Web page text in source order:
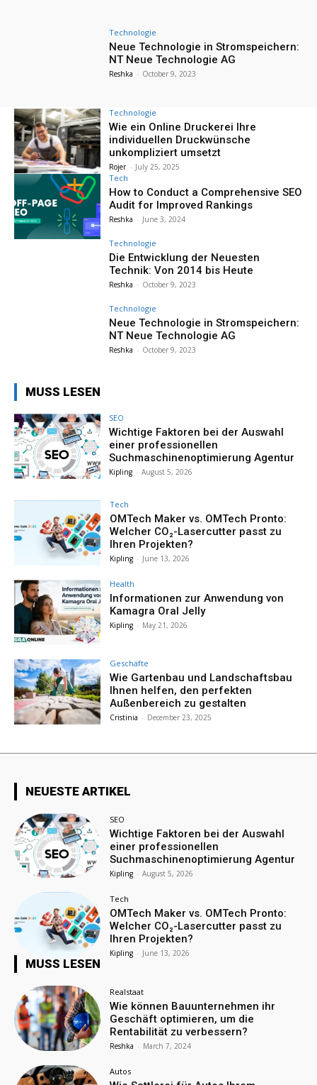
Technologie
Neue Technologie in Stromspeichern:
NT Neue Technologie AG
Reshka - October 9, 2023
Technologie
Wie ein Online Druckerei Ihre
individuellen Druckwünsche
unkompliziert umsetzt
Rojer - July 25, 2025
Tech
How to Conduct a Comprehensive SEO
Audit for Improved Rankings
Reshka - June 3, 2024
Technologie
Die Entwicklung der Neuesten
Technik: Von 2014 bis Heute
Reshka - October 9, 2023
Technologie
Neue Technologie in Stromspeichern:
NT Neue Technologie AG
Reshka - October 9, 2023
MUSS LESEN
SEO
Wichtige Faktoren bei der Auswahl
einer professionellen
Suchmaschinenoptimierung Agentur
Kipling - August 5, 2026
Tech
OMTech Maker vs. OMTech Pronto:
Welcher CO₂-Lasercutter passt zu
Ihren Projekten?
Kipling - June 13, 2026
Health
Informationen zur Anwendung von
Kamagra Oral Jelly
Kipling - May 21, 2026
Geschäfte
Wie Gartenbau und Landschaftsbau
Ihnen helfen, den perfekten
Außenbereich zu gestalten
Cristinia - December 23, 2025
NEUESTE ARTIKEL
SEO
Wichtige Faktoren bei der Auswahl
einer professionellen
Suchmaschinenoptimierung Agentur
Kipling - August 5, 2026
Tech
OMTech Maker vs. OMTech Pronto:
Welcher CO₂-Lasercutter passt zu
Ihren Projekten?
Kipling - June 13, 2026
MUSS LESEN
Realstaat
Wie können Bauunternehmen ihr
Geschäft optimieren, um die
Rentabilität zu verbessern?
Reshka - March 7, 2024
Autos